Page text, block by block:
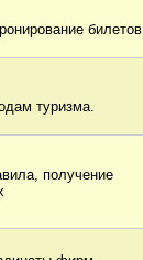
билетов
туризма.
получение